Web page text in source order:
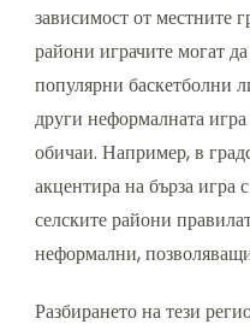
зависимост от местните
райони играчите могат
популярни баскетболни
други неформалната
обичаи. Например, в
акцентира на бърза игра
селските райони
неформални,
Разбирането на тези